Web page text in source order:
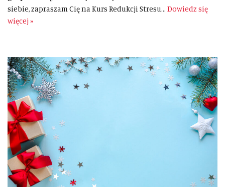
siebie, zapraszam Cię na Kurs Redukcji Stresu… Dowiedz się
więcej »